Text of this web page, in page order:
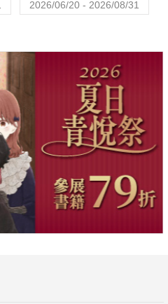
2026/06/20 - 2026/08/31